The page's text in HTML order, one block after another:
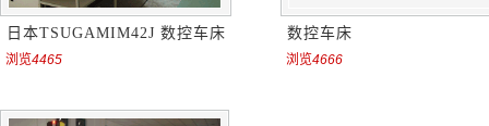
日本TSUGAMIM42J 数控车床
浏览4465
数控车床
浏览4666